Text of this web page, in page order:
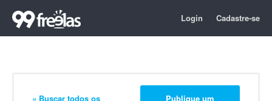
Login Cadastre-se
« Buscar todos os
Publique um